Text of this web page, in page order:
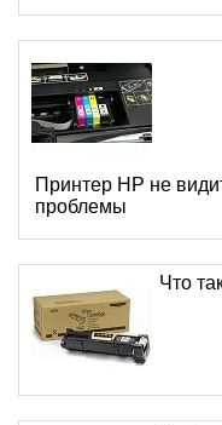
Принтер HP не
проблемы
Что